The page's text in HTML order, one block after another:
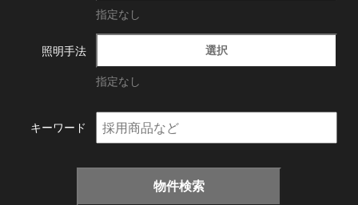
指定なし
照明手法 選択
指定なし
キーワード
物件検索